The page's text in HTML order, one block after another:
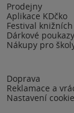
Prodejny
Aplikace KDčko
Festival
Dárkové poukazy
Nákupy pro
Doprava
Reklamace a
Nastavení